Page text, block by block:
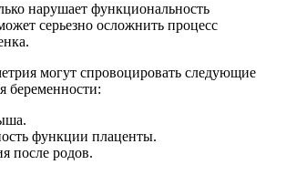
нарушает функциональность
серьезно осложнить процесс
могут спровоцировать следующие
беременности:
функции плаценты.
после родов.